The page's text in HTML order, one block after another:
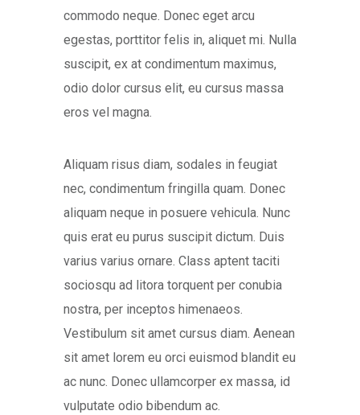
commodo neque. Donec eget arcu
egestas, porttitor felis in, aliquet mi. Nulla
suscipit, ex at condimentum maximus,
odio dolor cursus elit, eu cursus massa
eros vel magna.
Aliquam risus diam, sodales in feugiat
nec, condimentum fringilla quam. Donec
aliquam neque in posuere vehicula. Nunc
quis erat eu purus suscipit dictum. Duis
varius varius ornare. Class aptent taciti
sociosqu ad litora torquent per conubia
nostra, per inceptos himenaeos.
Vestibulum sit amet cursus diam. Aenean
sit amet lorem eu orci euismod blandit eu
ac nunc. Donec ullamcorper ex massa, id
vulputate odio bibendum ac.